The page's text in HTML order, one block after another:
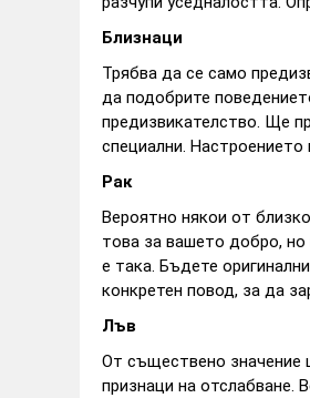
Близнаци
Трябва да се само
да подобрите
предизвикателство. Ще
специални.
Рак
Вероятно някои от
това за вашето добро, но
е така. Бъдете
конкретен повод, за да
Лъв
От съществено значение
признаци на отслабване.